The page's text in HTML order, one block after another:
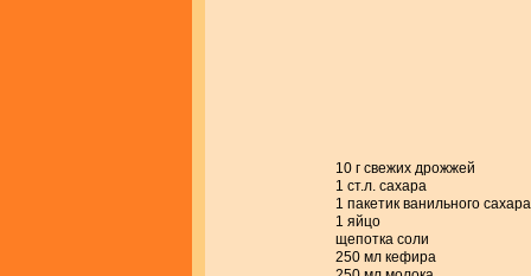
10 г свежих дрожжей
1 ст.л. сахара
1 пакетик ванильного сахара
1 яйцо
щепотка соли
250 мл кефира